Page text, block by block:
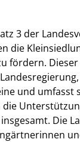
3 der
die
fördern.
und umfasst
die
Die